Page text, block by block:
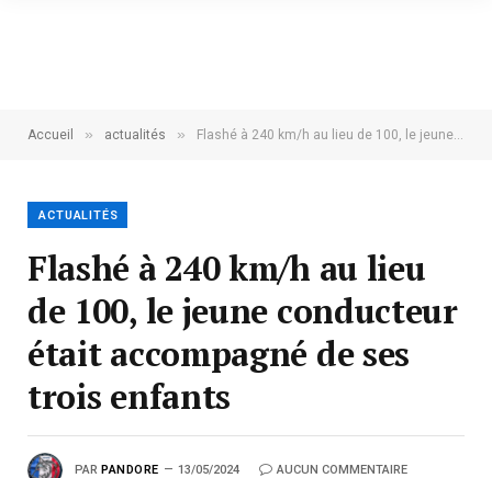
Accueil » actualités » Flashé à 240 km/h au lieu de 100, le jeune conducteur était accompagné de ses trois enfants
ACTUALITÉS
Flashé à 240 km/h au lieu
de 100, le jeune conducteur
était accompagné de ses
trois enfants
PAR PANDORE 13/05/2024 AUCUN COMMENTAIRE